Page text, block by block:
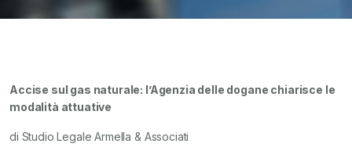
Accise sul gas naturale: l’Agenzia delle dogane chiarisce le
modalità attuative
di Studio Legale Armella & Associati